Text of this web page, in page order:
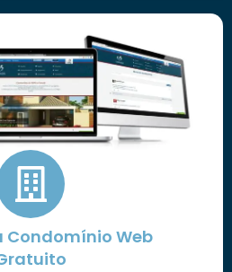
Condomínio Web